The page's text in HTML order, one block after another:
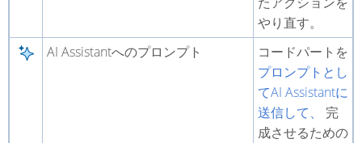
やり直す。
AI Assistantへのプロンプト
コードパートを
プロンプトとし
てAI Assistantに
送信して、
完
成させるための